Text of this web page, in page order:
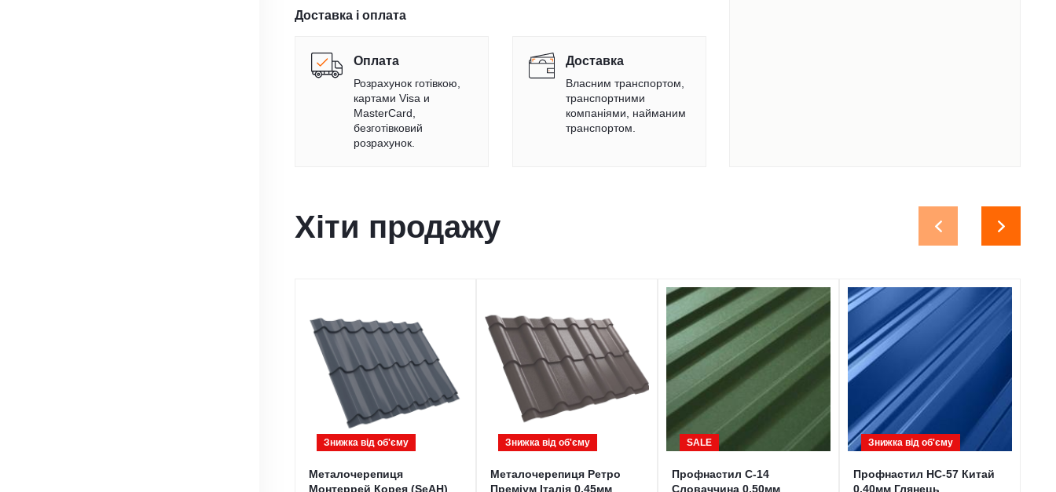
Доставка і оплата
Оплата
Розрахунок готівкою,
картами Visa и
MasterCard,
безготівковий
розрахунок.
Доставка
Власним транспортом,
транспортними
компаніями, найманим
транспортом.
Хіти продажу
Знижка від обʹєму
Металочерепиця
Монтеррей Корея (SeAH)
Знижка від обʹєму
Металочерепиця Ретро
Преміум Італія 0,45мм
SALE
Профнастил С-14
Словаччина 0,50мм
Знижка від обʹєму
Профнастил НС-57 Китай
0,40мм Глянець